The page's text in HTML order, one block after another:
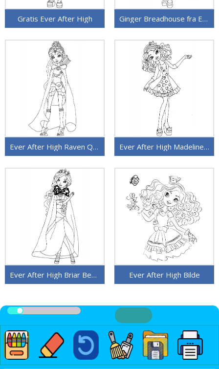
Gratis Ever After High Ginger Breadhouse fra Ever After High
Ever After High Raven Queen Ever After High Madeline Hatter
Ever After High Briar Beauty Ever After High Bilde